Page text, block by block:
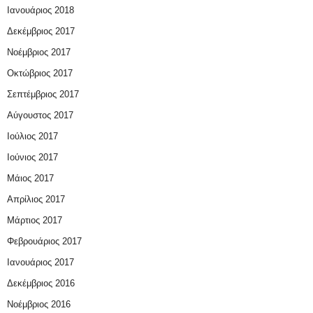
Ιανουάριος 2018
Δεκέμβριος 2017
Νοέμβριος 2017
Οκτώβριος 2017
Σεπτέμβριος 2017
Αύγουστος 2017
Ιούλιος 2017
Ιούνιος 2017
Μάιος 2017
Απρίλιος 2017
Μάρτιος 2017
Φεβρουάριος 2017
Ιανουάριος 2017
Δεκέμβριος 2016
Νοέμβριος 2016